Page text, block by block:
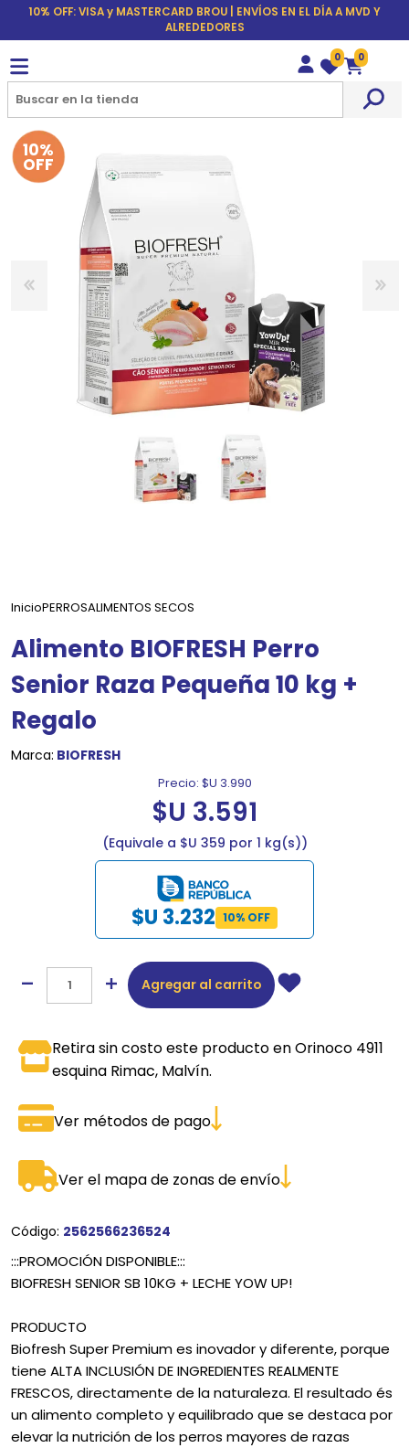
10% OFF: VISA y MASTERCARD BROU | ENVÍOS EN EL DÍA A MVD Y
ALREDEDORES
Wishlist
0
Carrito
0
10%
OFF
InicioPERROSALIMENTOS SECOS
Alimento BIOFRESH Perro
Senior Raza Pequeña 10 kg +
Regalo
Marca: BIOFRESH
Precio: $U 3.990
$U 3.591
Equivale a $U 359 por 1 kg(s)
$U 3.232 10% OFF
Agregar al carrito
Retira sin costo este producto en Orinoco 4911
esquina Rimac, Malvín.
Ver métodos de pago
Ver el mapa de zonas de envío
Código: 2562566236524
:::PROMOCIÓN DISPONIBLE:::
BIOFRESH SENIOR SB 10KG + LECHE YOW UP!
PRODUCTO
Biofresh Super Premium es inovador y diferente, porque
tiene ALTA INCLUSIÓN DE INGREDIENTES REALMENTE
FRESCOS, directamente de la naturaleza. El resultado és
un alimento completo y equilibrado que se destaca por
elevar la nutrición de los perros mayores de razas